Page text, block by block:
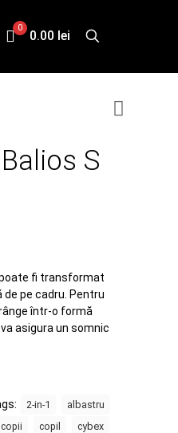
0
0.00 lei
S
fi transformat
pe cadru. Pentru
într-o formă
asigura un somnic
2-in-1
albastru
copii copil
cybex